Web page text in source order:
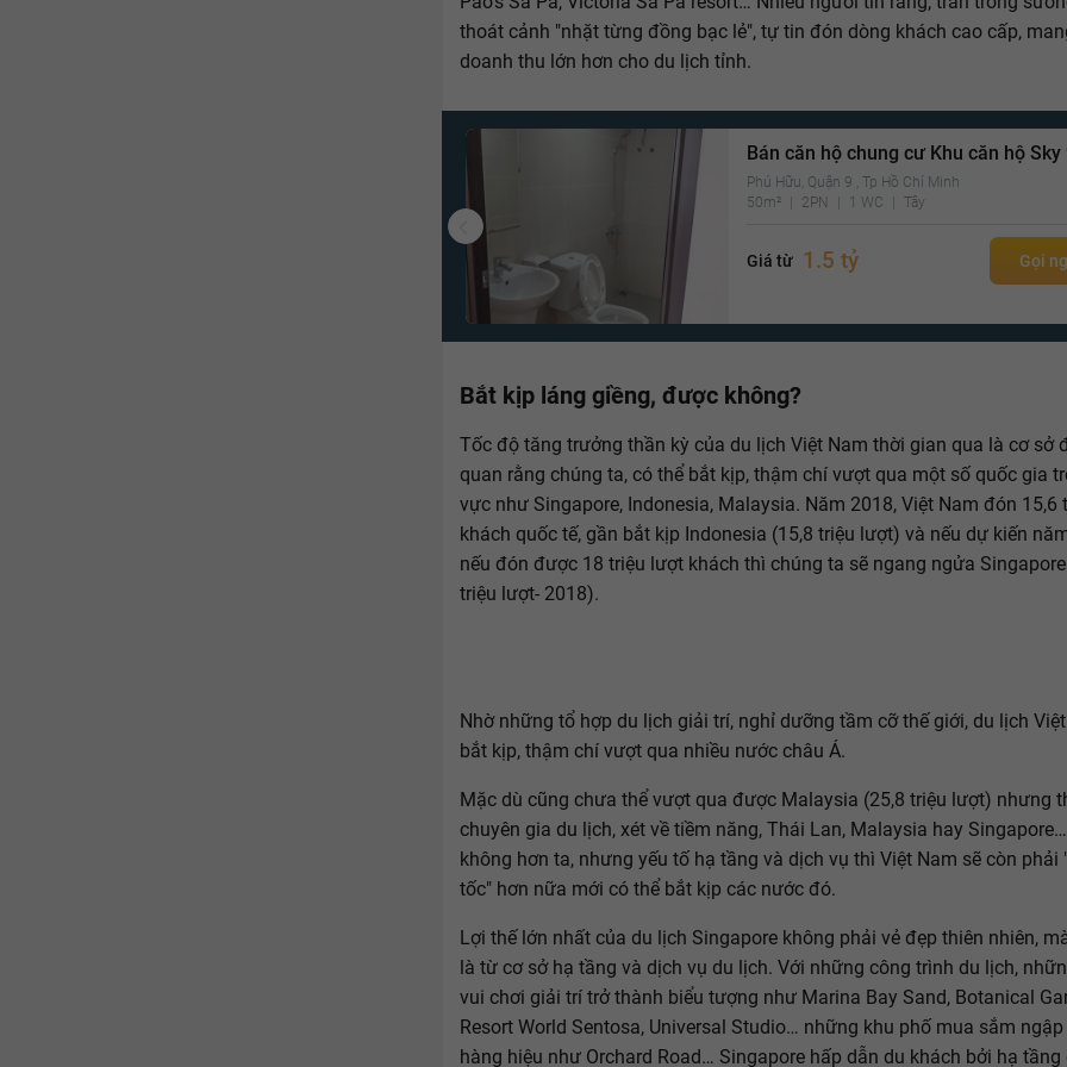
thoát cảnh "nhặt từng đồng bạc lẻ", tự tin đón dòng khách cao cấp,
doanh thu lớn hơn cho du lịch tỉnh.
Bán căn hộ chung cư Khu căn hộ Sky
Phú Hữu, Quận 9 , Tp Hồ Chí Minh
50m²
2PN 1 WC Tây
Giá từ 1.5 tỷ Gọi
Bắt kịp láng giềng, được không?
Tốc độ tăng trưởng thần kỳ của du lịch Việt Nam thời gian qua là cơ sở
quan rằng chúng ta, có thể bắt kịp, thậm chí vượt qua một số quốc gia
vực như Singapore, Indonesia, Malaysia. Năm 2018, Việt Nam đón 15,6
khách quốc tế, gần bắt kịp Indonesia (15,8 triệu lượt) và nếu dự kiến
nếu đón được 18 triệu lượt khách thì chúng ta sẽ ngang ngửa
triệu lượt- 2018).
Nhờ những tổ hợp du lịch giải trí, nghỉ dưỡng tầm cỡ thế giới, du lịch
bắt kịp, thậm chí vượt qua nhiều nước châu Á.
Mặc dù cũng chưa thể vượt qua được Malaysia (25,8 triệu lượt) nhưng
chuyên gia du lịch, xét về tiềm năng, Thái Lan, Malaysia hay
không hơn ta, nhưng yếu tố hạ tầng và dịch vụ thì Việt Nam sẽ còn phải
tốc" hơn nữa mới có thể bắt kịp các nước đó.
Lợi thế lớn nhất của du lịch Singapore không phải vẻ đẹp thiên nhiên,
là từ cơ sở hạ tầng và dịch vụ du lịch. Với những công trình du lịch,
vui chơi giải trí trở thành biểu tượng như Marina Bay Sand, Botanical
Resort World Sentosa, Universal Studio… những khu phố mua sắm
hàng hiệu như Orchard Road… Singapore hấp dẫn du khách bởi hạ tầng